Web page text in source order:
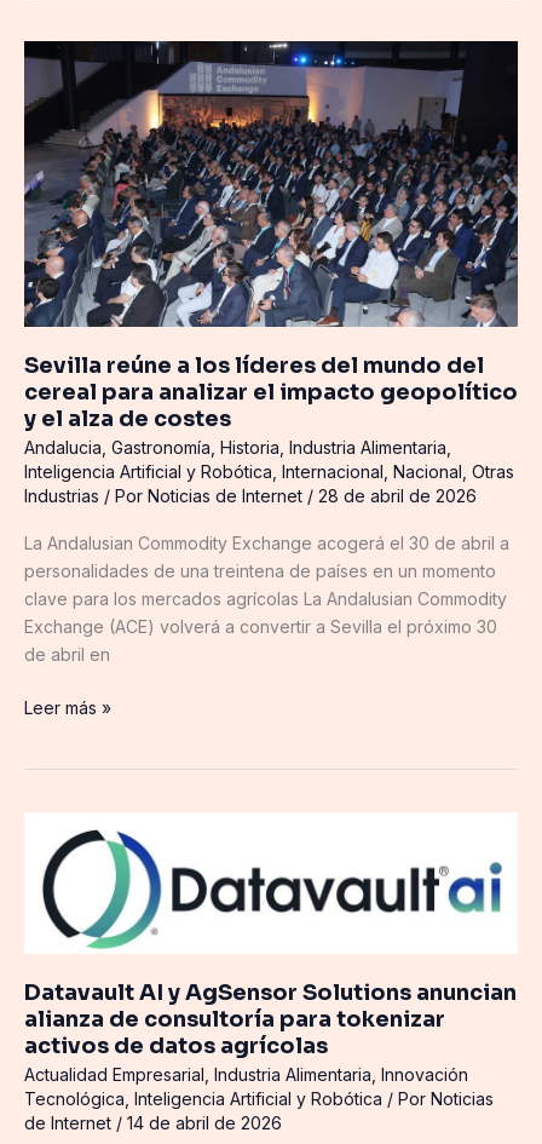
Sevilla reúne a los líderes del mundo del
cereal para analizar el impacto geopolítico
y el alza de costes
Andalucia, Gastronomía, Historia, Industria Alimentaria,
Inteligencia Artificial y Robótica, Internacional, Nacional, Otras
Industrias / Por Noticias de Internet / 28 de abril de 2026
La Andalusian Commodity Exchange acogerá el 30 de abril a
personalidades de una treintena de países en un momento
clave para los mercados agrícolas La Andalusian Commodity
Exchange (ACE) volverá a convertir a Sevilla el próximo 30
de abril en
Sevilla
reúne
a
los
líderes
del
mundo
del
cereal
para
analizar
el
impacto
geopolítico
y
el
alza
costes
Leer más »
Datavault AI y AgSensor Solutions anuncian
alianza de consultoría para tokenizar
activos de datos agrícolas
Actualidad Empresarial Industria Alimentaria Innovación
Tecnológica Inteligencia Artificial y Robótica / Por Noticias
de Internet / 14 de abril de 2026
Datavault
AgSensor
Solutions
alianza
de
consultoría
para
tokenizar
activos